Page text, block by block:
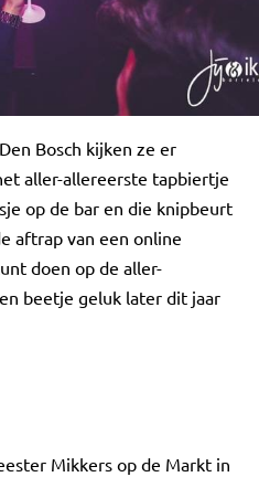
Bosch kijken ze er
aller-allereerste tapbiertje
op de bar en die knipbeurt
aftrap van een online
doen op de aller-
beetje geluk later dit jaar
Mikkers op de Markt in